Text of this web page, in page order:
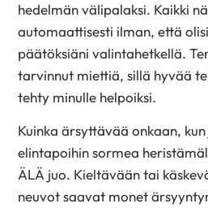
hedelmän välipalaksi. Kaikki
automaattisesti ilman, että
päätöksiäni valintahetkellä.
tarvinnut miettiä, sillä hyvää
tehty minulle helpoiksi.
Kuinka ärsyttävää onkaan,
elintapoihin sormea
ÄLÄ juo. Kieltävään tai
neuvot saavat monet